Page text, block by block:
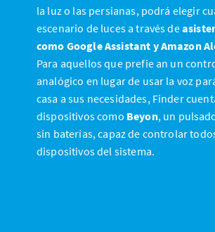
la luz o las persianas, podrá elegir
escenario de luces a través de
como Google Assistant y Amazon
Para aquellos que prefie an un
analógico en lugar de usar la voz
casa a sus necesidades, Finder
dispositivos como Beyon, un
sin baterías, capaz de controlar
dispositivos del sistema.